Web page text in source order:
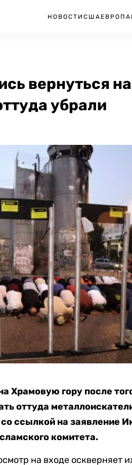
НОВОСТИ США ЕВРОПА
вернуться
убрали
Храмовую гору после
оттуда
ссылкой на заявление
комитета.
на входе оскверняет